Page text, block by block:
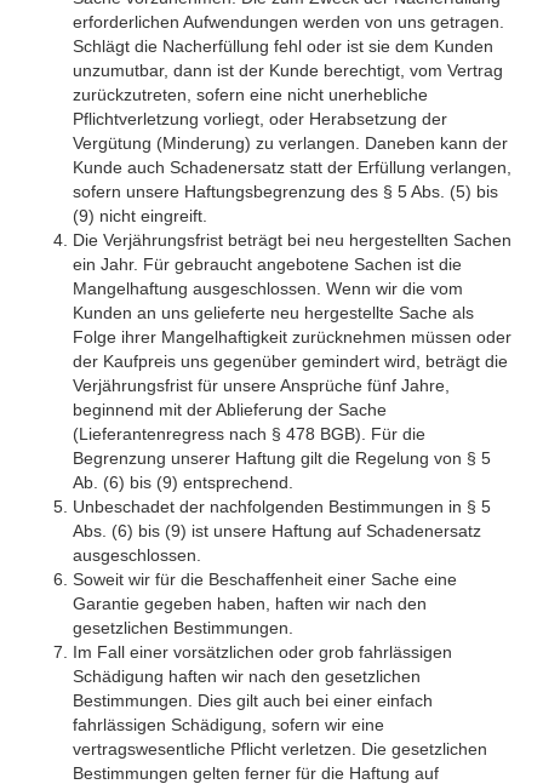
erforderlichen Aufwendungen werden von uns getragen.
Schlägt die Nacherfüllung fehl oder ist sie dem Kunden
unzumutbar, dann ist der Kunde berechtigt, vom Vertrag
zurückzutreten, sofern eine nicht unerhebliche
Pflichtverletzung vorliegt, oder Herabsetzung der
Vergütung (Minderung) zu verlangen. Daneben kann der
Kunde auch Schadenersatz statt der Erfüllung verlangen,
sofern unsere Haftungsbegrenzung des § 5 Abs. (5) bis
(9) nicht eingreift.
Die Verjährungsfrist beträgt bei neu hergestellten Sachen
ein Jahr. Für gebraucht angebotene Sachen ist die
Mangelhaftung ausgeschlossen. Wenn wir die vom
Kunden an uns gelieferte neu hergestellte Sache als
Folge ihrer Mangelhaftigkeit zurücknehmen müssen oder
der Kaufpreis uns gegenüber gemindert wird, beträgt die
Verjährungsfrist für unsere Ansprüche fünf Jahre,
beginnend mit der Ablieferung der Sache
(Lieferantenregress nach § 478 BGB). Für die
Begrenzung unserer Haftung gilt die Regelung von § 5
Ab. (6) bis (9) entsprechend.
Unbeschadet der nachfolgenden Bestimmungen in § 5
Abs. (6) bis (9) ist unsere Haftung auf Schadenersatz
ausgeschlossen.
Soweit wir für die Beschaffenheit einer Sache eine
Garantie gegeben haben, haften wir nach den
gesetzlichen Bestimmungen.
Im Fall einer vorsätzlichen oder grob fahrlässigen
Schädigung haften wir nach den gesetzlichen
Bestimmungen. Dies gilt auch bei einer einfach
fahrlässigen Schädigung, sofern wir eine
vertragswesentliche Pflicht verletzen. Die gesetzlichen
Bestimmungen gelten ferner für die Haftung auf